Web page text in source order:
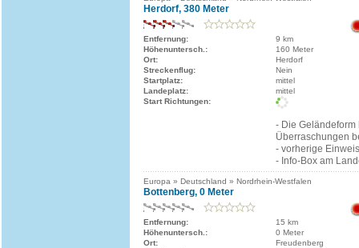
Herdorf, 380 Meter
Entfernung:
9 km
Höhenuntersch.:
160 Meter
Ort:
Herdorf
Streckenflug:
Nein
Startplatz:
mittel
Landeplatz:
mittel
Start Richtungen:
- Die Geländeform
Überraschungen
- vorherige
- Info-Box am
Europa » Deutschland » Nordrhein-Westfalen
Bottenberg, 0 Meter
Entfernung:
15 km
Höhenuntersch.:
0 Meter
Ort:
Freudenberg